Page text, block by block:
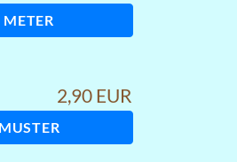
METER
2,90 EUR